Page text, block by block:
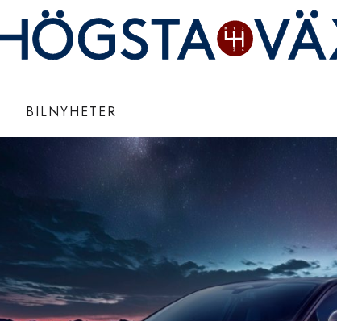
BILNYHETER